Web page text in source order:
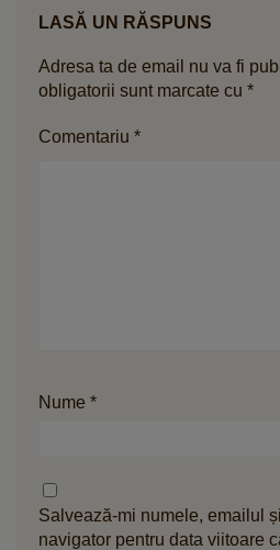
LASĂ UN RĂSPUNS
Adresa ta de email nu va fi
obligatorii sunt marcate cu *
Comentariu *
Nume *
Salvează-mi numele, emailul
navigator pentru data viitoare